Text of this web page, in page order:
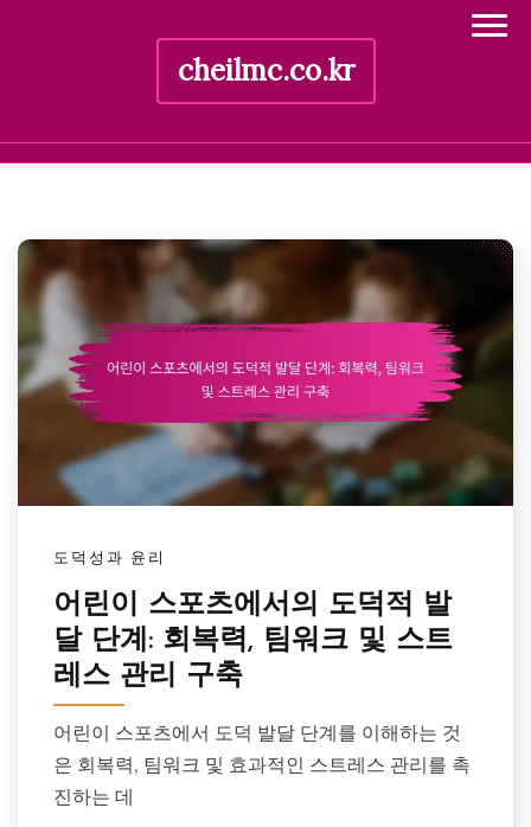
cheilmc.co.kr
content
도덕성과 윤리
어린이 스포츠에서의 도덕적 발
달 단계: 회복력, 팀워크 및 스트
레스 관리 구축
어린이 스포츠에서 도덕 발달 단계를 이해하는 것
은 회복력, 팀워크 및 효과적인 스트레스 관리를 촉
진하는 데